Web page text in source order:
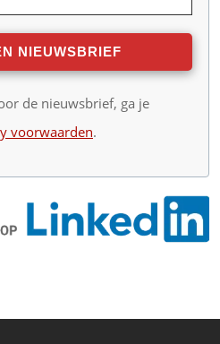
de nieuwsbrief, ga je
voorwaarden.